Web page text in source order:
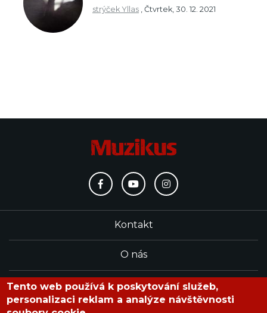
strýček Yllas , Čtvrtek, 30. 12. 2021
Kontakt
O nás
Redakce
Tento web používá k poskytování služeb,
personalizaci reklam a analýze návštěvnosti